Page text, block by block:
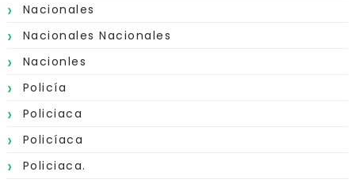
Nacionales
Nacionales Nacionales
Nacionles
Policía
Policiaca
Policíaca
Policiaca.